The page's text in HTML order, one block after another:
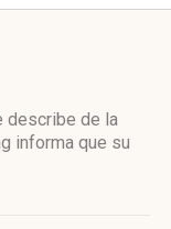
describe de la
informa que su